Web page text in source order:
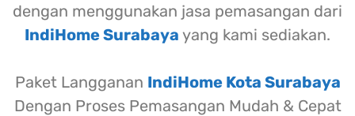
dengan menggunakan jasa pemasangan dari
IndiHome Surabaya yang kami sediakan.
Paket Langganan IndiHome Kota Surabaya
Dengan Proses Pemasangan Mudah & Cepat